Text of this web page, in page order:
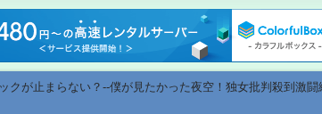
が止まらない？--僕が見たかった夜空！独女批判殺到激